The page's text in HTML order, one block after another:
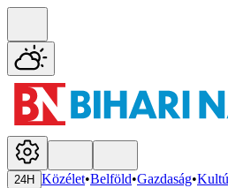
24H Közélet•Belföld•Gazdaság•